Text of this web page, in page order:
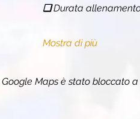
❏ Durata
Mostra di più
Google Maps è stato bloccato